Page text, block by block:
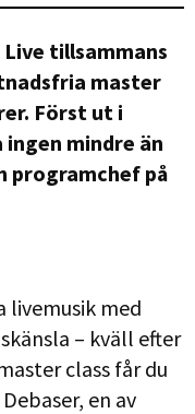
tillsammans
master
Först ut i
mindre än
programchef på
livemusik med
– kväll efter
class får du
en av